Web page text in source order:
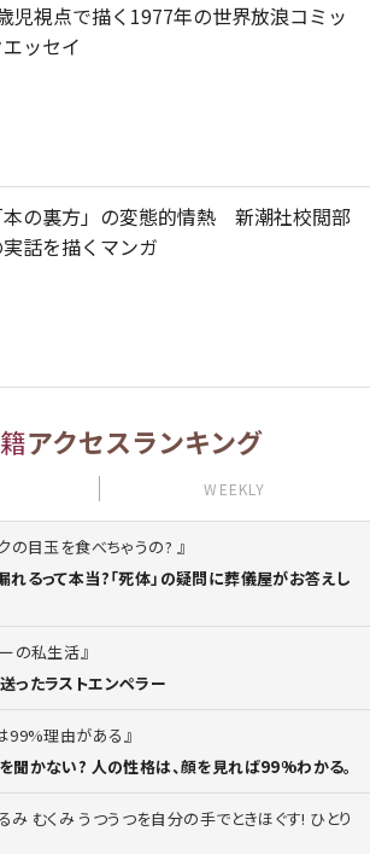
児視点で描く1977年の世界放浪コミッ
エッセイ
本の裏方」の変態的情熱 新潮社校閲部
話を描くマンガ
アクセスランキング
WEEKLY
の目玉を食べちゃうの?
れるって本当?「死体」の疑問に葬儀屋がお答えし
の私生活
ったラストエンペラー
99%理由がある
聞かない? 人の性格は、顔を見れば99%わかる。
み むくみ うつうつを自分の手でときほぐす! ひとり